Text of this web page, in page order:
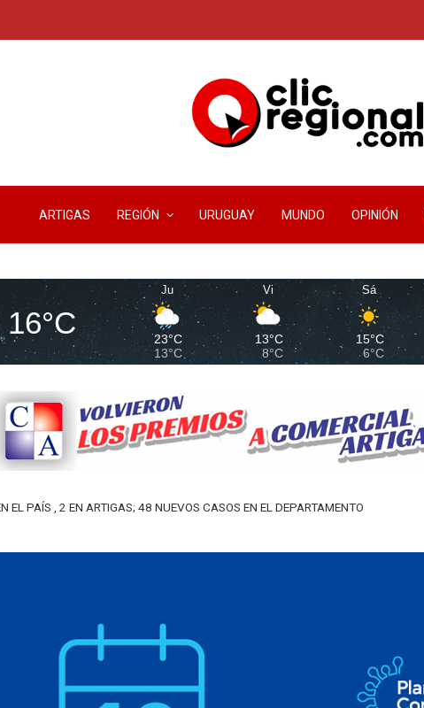
ARTIGAS REGIÓN URUGUAY MUNDO OPINIÓN
16°C
Ju
23°C
13°C
Vi
13°C
8°C
Sá
15°C
6°C
EL PAÍS , 2 EN ARTIGAS; 48 NUEVOS CASOS EN EL DEPARTAMENTO